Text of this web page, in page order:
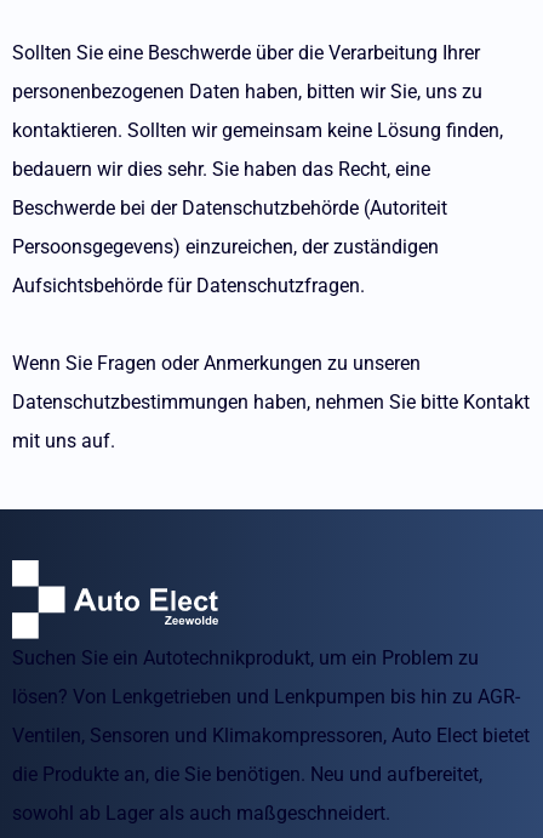
Sollten Sie eine Beschwerde über die Verarbeitung Ihrer
personenbezogenen Daten haben, bitten wir Sie, uns zu
kontaktieren. Sollten wir gemeinsam keine Lösung finden,
bedauern wir dies sehr. Sie haben das Recht, eine
Beschwerde bei der Datenschutzbehörde (Autoriteit
Persoonsgegevens) einzureichen, der zuständigen
Aufsichtsbehörde für Datenschutzfragen.
Wenn Sie Fragen oder Anmerkungen zu unseren
Datenschutzbestimmungen haben, nehmen Sie bitte Kontakt
mit uns auf.
Suchen Sie ein Autotechnikprodukt, um ein Problem zu
lösen? Von Lenkgetrieben und Lenkpumpen bis hin zu AGR-
Ventilen, Sensoren und Klimakompressoren, Auto Elect bietet
die Produkte an, die Sie benötigen. Neu und aufbereitet,
sowohl ab Lager als auch maßgeschneidert.